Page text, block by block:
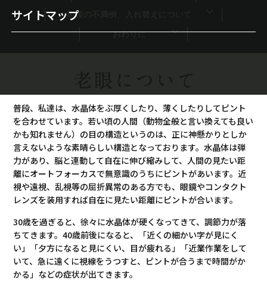
円錐角膜治療
近視進行抑制
サイトマップ術後の不満例、入れ替えについて
おわりに
普段、私達は、水晶体をぶ厚くしたり、薄くしたりしてピント
を合わせています。若い頃の人間（動物全般と言い換えても良い
かも知れません）の目の構造というのは、正に神懸かりとしか
言えないような素晴らしい構造となっております。水晶体は弾
力があり、脳と連動して自在に伸び縮みして、人間の見たい距
離にオートフォーカスで無意識のうちにピントがあいます。近
視や遠視、乱視等の屈折異常のある方でも、眼鏡やコンタクト
レンズを装用すれば自在に見たい距離にピントが合います。
30歳を過ぎると、徐々に水晶体が硬くなってきて、調節力が落
ちてきます。40歳前後になると、「近くの細かい字が見にく
い」「夕方になると見にくい、目が疲れる」「近業作業をして
いて、急に遠くに視線をうつすと、ピントが合うまで時間がか
かる」などの症状が出てきます。